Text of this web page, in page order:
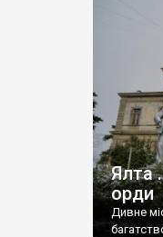
Ялта
орди
Дивне